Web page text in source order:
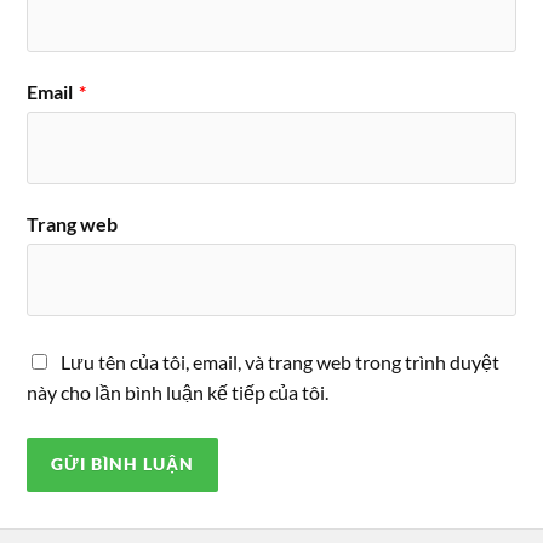
Email *
Trang web
Lưu tên của tôi, email, và trang web trong trình duyệt
này cho lần bình luận kế tiếp của tôi.